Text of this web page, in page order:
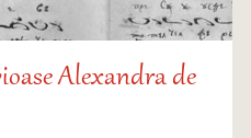
Alexandra de